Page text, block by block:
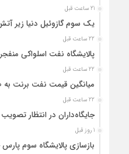
21 ساعت قبل
یک سوم گازوئیل دنیا زیر
22 ساعت قبل
پالایشگاه نفت اسلواکی
22 ساعت قبل
میانگین قیمت نفت برنت به ۸۰ دلار می‌رسد
22 ساعت قبل
جایگاه‌داران در انتظار
1 روز قبل
بازسازی پالایشگاه سوم